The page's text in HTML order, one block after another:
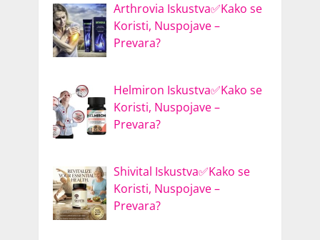
Arthrovia Iskustva✅Kako se
Koristi, Nuspojave –
Prevara?
Helmiron Iskustva✅Kako se
Koristi, Nuspojave –
Prevara?
Shivital Iskustva✅Kako se
Koristi, Nuspojave –
Prevara?